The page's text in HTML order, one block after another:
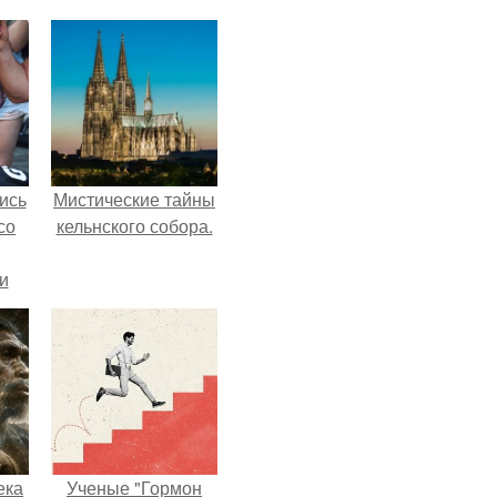
Мистические тайны
кельнского собора.
Ученые "Гормон